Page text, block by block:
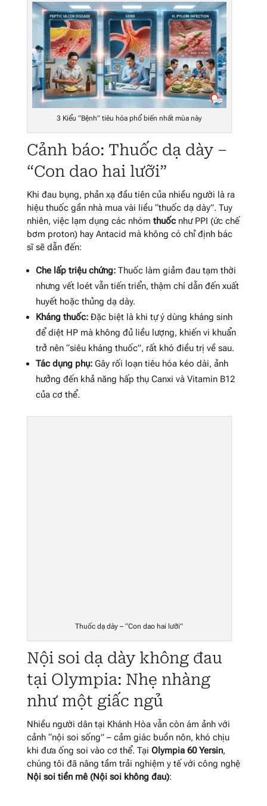
3 Kiểu “Bệnh” tiêu hóa phổ biến nhất mùa này
Cảnh báo: Thuốc dạ dày –
“Con dao hai lưỡi”
Khi đau bụng, phản xạ đầu tiên của nhiều người là ra
hiệu thuốc gần nhà mua vài liều “thuốc dạ dày”. Tuy
nhiên, việc lạm dụng các nhóm thuốcnhư PPI (ức chế
bơm proton) hay Antacid mà không có chỉ định bác
sĩ sẽ dẫn đến:
Che lấp triệu chứng:Thuốc làm giảm đau tạm thời
nhưng vết loét vẫn tiến triển, thậm chí dẫn đến xuất
huyết hoặc thủng dạ dày.
Kháng thuốc:Đặc biệt là khi tự ý dùng kháng sinh
để diệt HP mà không đủ liều lượng, khiến vi khuẩn
trở nên “siêu kháng thuốc”, rất khó điều trị về sau.
Tác dụng phụ:Gây rối loạn tiêu hóa kéo dài, ảnh
hưởng đến khả năng hấp thụ Canxi và Vitamin B12
của cơ thể.
Thuốc dạ dày – “Con dao hai lưỡi”
Nội soi dạ dày không đau
tại Olympia: Nhẹ nhàng
như một giấc ngủ
Nhiều người dân tại Khánh Hòa vẫn còn ám ảnh với
cảnh “nội soi sống” – cảm giác buồn nôn, khó chịu
khi đưa ống soi vào cơ thể. Tại Olympia 60 Yersin,
chúng tôi đã nâng tầm trải nghiệm y tế với công nghệ
Nội soi tiền mê (Nội soi không đau):